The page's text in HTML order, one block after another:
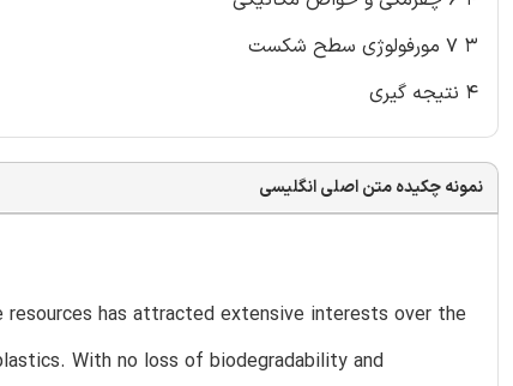
۳ ۷ مورفولوژی سطح شکست
۴ نتیجه گیری
نمونه چکیده متن اصلی انگلیسی
has attracted extensive interests over the
With no loss of biodegradability and